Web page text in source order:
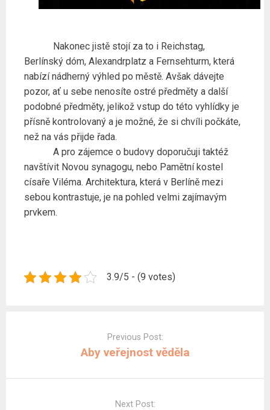
Nakonec jistě stojí za to i Reichstag,
Berlínský dóm, Alexandrplatz a Fernsehturm, která
nabízí nádherný výhled po městě. Avšak dávejte
pozor, ať u sebe nenosíte ostré předměty a další
podobné předměty, jelikož vstup do této vyhlídky je
přísně kontrolovaný a je možné, že si chvíli počkáte,
než na vás přijde řada.
A pro zájemce o budovy doporučuji taktéž
navštívit Novou synagogu, nebo Pamětní kostel
císaře Viléma. Architektura, která v Berlíně mezi
sebou kontrastuje, je na pohled velmi zajímavým
prvkem.
3.9/5 - (9 votes)
Previous Post:
Aby veřejnost věděla
Next Post: